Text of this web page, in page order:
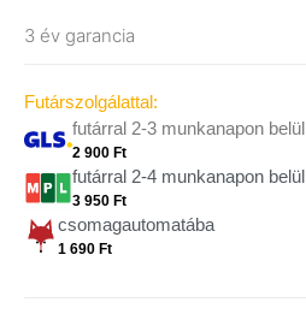
3 év garancia
Futárszolgálattal:
futárral 2-3 munkanapon belül
2 900 Ft
futárral 2-4 munkanapon belül
3 950 Ft
csomagautomatába
1 690 Ft